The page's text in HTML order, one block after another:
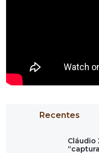
Recentes
Cláudio